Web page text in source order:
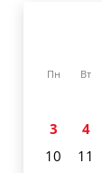
Пн Вт
3
4
10
11